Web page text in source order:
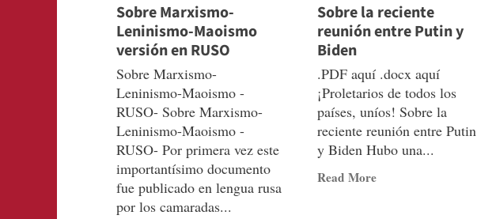
Sobre Marxismo-
Leninismo-Maoismo
versión en RUSO
Sobre Marxismo-
Leninismo-Maoismo -
RUSO- Sobre Marxismo-
Leninismo-Maoismo -
RUSO- Por primera vez este
importantísimo documento
fue publicado en lengua rusa
por los camaradas...
Sobre la reciente
reunión entre Putin y
Biden
.PDF aquí .docx aquí
¡Proletarios de todos los
países, uníos! Sobre la
reciente reunión entre Putin
y Biden Hubo una...
Read MoreRead